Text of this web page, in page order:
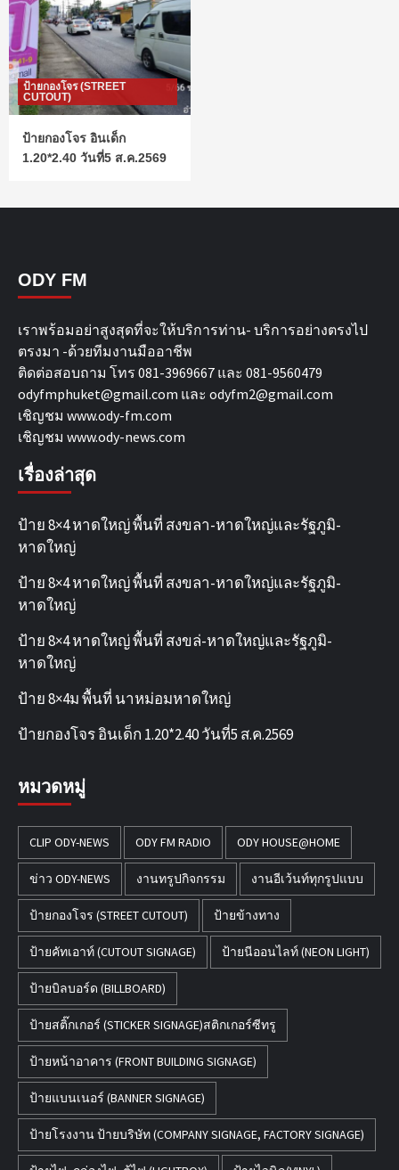
ป้ายกองโจร (STREET
CUTOUT)
ป้ายกองโจร อินเด็ก
1.20*2.40 วันที่5 ส.ค.2569
ODY FM
เราพร้อมอย่าสูงสุดที่จะให้บริการท่าน- บริการอย่างตรงไป
ตรงมา -ด้วยทีมงานมืออาชีพ
ติดต่อสอบถาม โทร 081-3969667 และ 081-9560479
odyfmphuket@gmail.com และ odyfm2@gmail.com
เชิญชม www.ody-fm.com
เชิญชม www.ody-news.com
เรื่องล่าสุด
ป้าย 8×4 หาดใหญ่ พื้นที่ สงขลา-หาดใหญ่และรัฐภูมิ-
หาดใหญ่
ป้าย 8×4 หาดใหญ่ พื้นที่ สงขลา-หาดใหญ่และรัฐภูมิ-
หาดใหญ่
ป้าย 8×4 หาดใหญ่ พื้นที่ สงขล่-หาดใหญ่และรัฐภูมิ-
หาดใหญ่
ป้าย 8×4ม พื้นที่ นาหม่อมหาดใหญ่
ป้ายกองโจร อินเด็ก 1.20*2.40 วันที่5 ส.ค.2569
หมวดหมู่
CLIP ODY-NEWS ODY FM RADIO ODY HOUSE@HOME
ข่าว ODY-NEWS งานทรูปกิจกรรม งานอีเว้นท์ทุกรูปแบบ
ป้ายกองโจร (STREET CUTOUT) ป้ายข้างทาง
ป้ายคัทเอาท์ (CUTOUT SIGNAGE) ป้ายนีออนไลท์ (NEON LIGHT)
ป้ายบิลบอร์ด (BILLBOARD)
ป้ายสติ๊กเกอร์ (STICKER SIGNAGE)สติกเกอร์ซีทรู
ป้ายหน้าอาคาร (FRONT BUILDING SIGNAGE)
ป้ายแบนเนอร์ (BANNER SIGNAGE)
ป้ายโรงงาน ป้ายบริษัท (COMPANY SIGNAGE, FACTORY SIGNAGE)